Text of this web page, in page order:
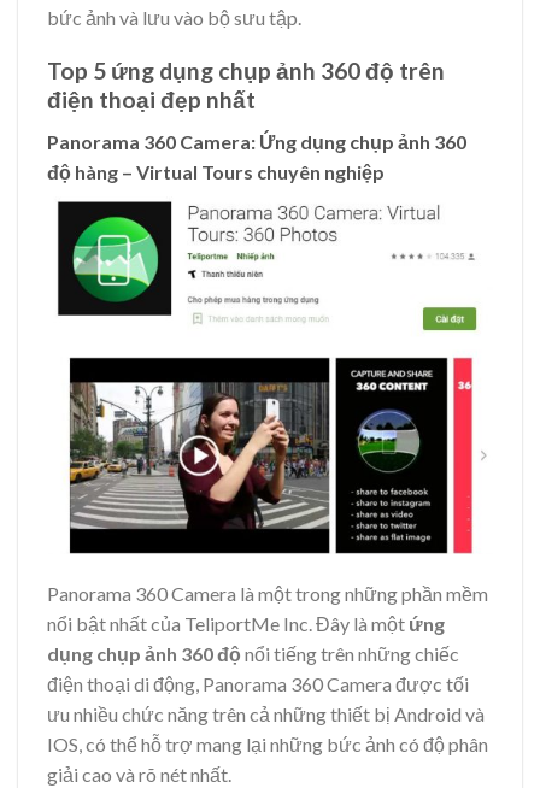
bức ảnh và lưu vào bộ sưu tập.
Top 5 ứng dụng chụp ảnh 360 độ trên
điện thoại đẹp nhất
Panorama 360 Camera: Ứng dụng chụp ảnh 360
độ hàng – Virtual Tours chuyên nghiệp
Panorama 360 Camera là một trong những phần mềm
nổi bật nhất của TeliportMe Inc. Đây là một ứng
dụng chụp ảnh 360 độ nổi tiếng trên những chiếc
điện thoại di động, Panorama 360 Camera được tối
ưu nhiều chức năng trên cả những thiết bị Android và
IOS, có thể hỗ trợ mang lại những bức ảnh có độ phân
giải cao và rõ nét nhất.